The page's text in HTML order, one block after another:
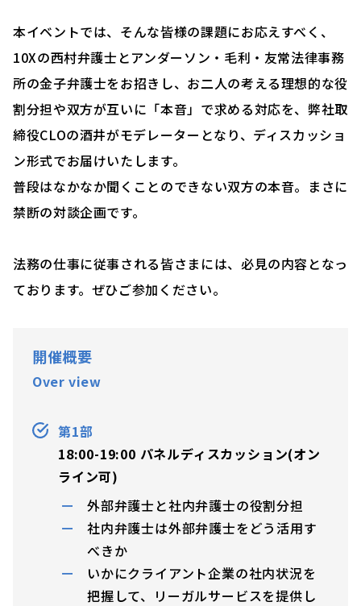
本イベントでは、そんな皆様の課題にお応えすべく、
10Xの西村弁護士とアンダーソン・毛利・友常法律事務
所の金子弁護士をお招きし、お二人の考える理想的な役
割分担や双方が互いに「本音」で求める対応を、弊社取
締役CLOの酒井がモデレーターとなり、ディスカッショ
ン形式でお届けいたします。
普段はなかなか聞くことのできない双方の本音。まさに
禁断の対談企画です。
法務の仕事に従事される皆さまには、必見の内容となっ
ております。ぜひご参加ください。
開催概要
Over view
第1部
18:00-19:00 パネルディスカッション(オン
ライン可)
外部弁護士と社内弁護士の役割分担
社内弁護士は外部弁護士をどう活用す
べきか
いかにクライアント企業の社内状況を
把握して、リーガルサービスを提供し